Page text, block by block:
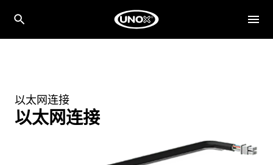
以太网连接
以太网连接